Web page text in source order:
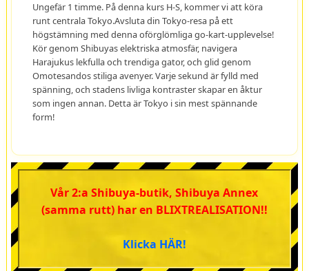
Ungefär 1 timme. På denna kurs H-S, kommer vi att köra
runt centrala Tokyo.Avsluta din Tokyo-resa på ett
högstämning med denna oförglömliga go-kart-upplevelse!
Kör genom Shibuyas elektriska atmosfär, navigera
Harajukus lekfulla och trendiga gator, och glid genom
Omotesandos stiliga avenyer. Varje sekund är fylld med
spänning, och stadens livliga kontraster skapar en åktur
som ingen annan. Detta är Tokyo i sin mest spännande
form!
Vår 2:a Shibuya-butik, Shibuya Annex
(samma rutt) har en BLIXTREALISATION!!
Klicka HÄR!